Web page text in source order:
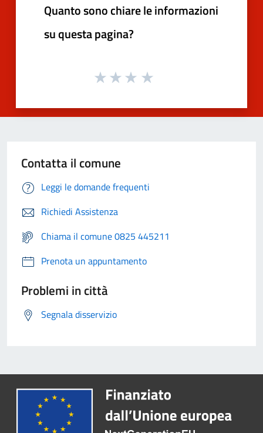
Quanto sono chiare le informazioni
su questa pagina?
Contatta il comune
Leggi le domande frequenti
Richiedi Assistenza
Chiama il comune 0825 445211
Prenota un appuntamento
Problemi in città
Segnala disservizio